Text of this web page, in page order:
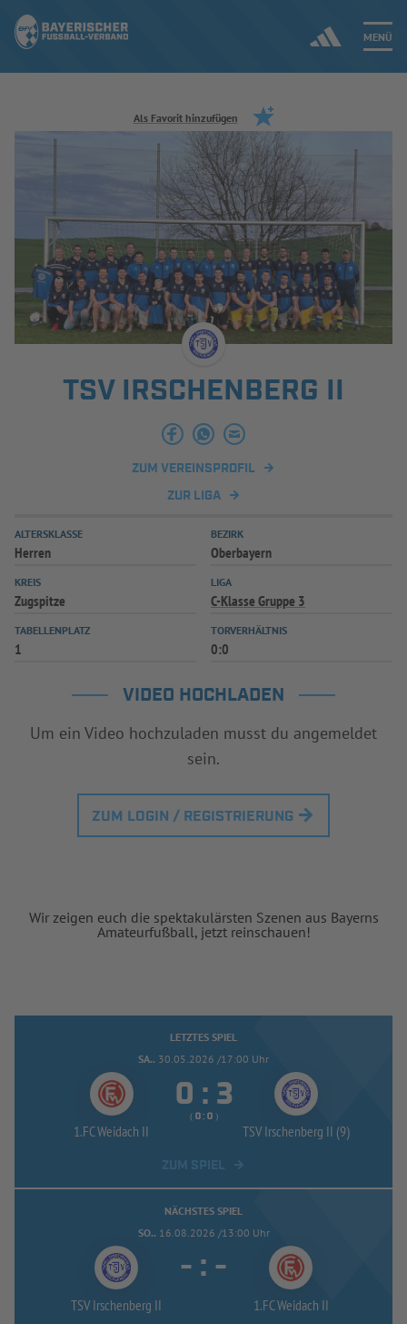
MENÜ
Jetzt einloggen
ERGEBNISSE & WETTBEWERBE
NEUIGKEITEN
SPIELBETRIEB & VERBANDSLEBEN
AUSBILDUNG & FÖRDERUNG
INFOTHEK SPIELPLUS
Als Favorit hinzufügen
TSV IRSCHENBERG II
ZUM VEREINSPROFIL
ZUR LIGA
ALTERSKLASSE
Herren
BEZIRK
Oberbayern
KREIS
Zugspitze
LIGA
C-Klasse Gruppe 3
TABELLENPLATZ
1
TORVERHÄLTNIS
0:0
VIDEO HOCHLADEN
Um ein Video hochzuladen musst du angemeldet
sein.
ZUM LOGIN / REGISTRIERUNG
Wir zeigen euch die spektakulärsten Szenen aus Bayerns
Amateurfußball, jetzt reinschauen!
LETZTES SPIEL
SA.. 30.05.2026 /17:00 Uhr
1.FC Weidach II
 : 
( :  )
TSV Irschenberg II (9)
NÄCHSTES SPIEL
SO.. 16.08.2026 /13:00 Uhr
TSV Irschenberg II
- : -
1.FC Weidach II